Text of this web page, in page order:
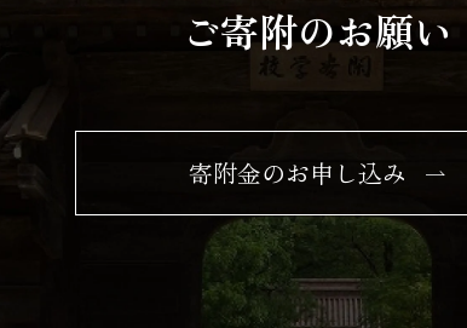
ご寄附のお願い
寄附金のお申し込み